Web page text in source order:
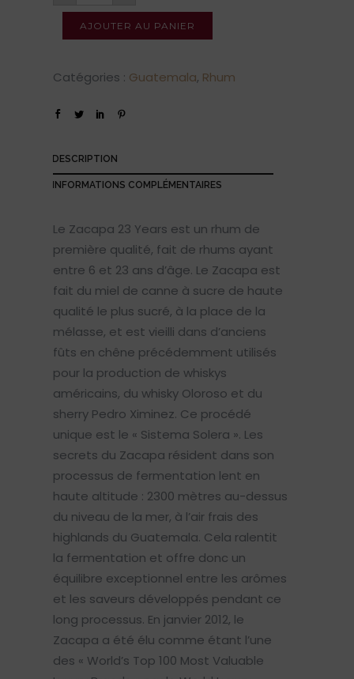
AJOUTER AU PANIER
Catégories : Guatemala, Rhum
DESCRIPTION
INFORMATIONS COMPLÉMENTAIRES
Le Zacapa 23 Years est un rhum de
première qualité, fait de rhums ayant
entre 6 et 23 ans d’âge. Le Zacapa est
fait du miel de canne à sucre de haute
qualité le plus sucré, à la place de la
mélasse, et est vieilli dans d’anciens
fûts en chêne précédemment utilisés
pour la production de whiskys
américains, du whisky Oloroso et du
sherry Pedro Ximinez. Ce procédé
unique est le « Sistema Solera ». Les
secrets du Zacapa résident dans son
processus de fermentation lent en
haute altitude : 2300 mètres au-dessus
du niveau de la mer, à l’air frais des
highlands du Guatemala. Cela ralentit
la fermentation et offre donc un
équilibre exceptionnel entre les arômes
et les saveurs développés pendant ce
long processus. En janvier 2012, le
Zacapa a été élu comme étant l’une
des « World’s Top 100 Most Valuable